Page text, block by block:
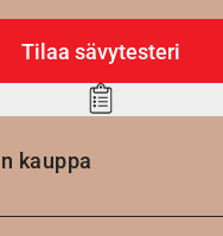
Tilaa sävytesteri
Add
kauppa